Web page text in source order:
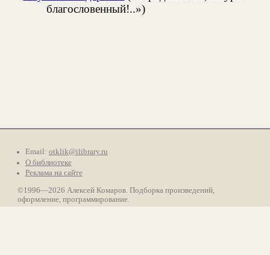
благословенный!..»)
Email: otklik@ilibrary.ru
О библиотеке
Реклама на сайте
©1996—2026 Алексей Комаров. Подборка произведений,
оформление, программирование.